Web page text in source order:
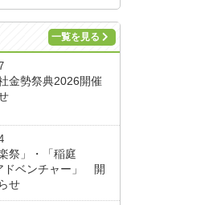
一覧を見る
金勢祭典2026開催
祭」・「稲庭
ドベンチャー」 開
せ